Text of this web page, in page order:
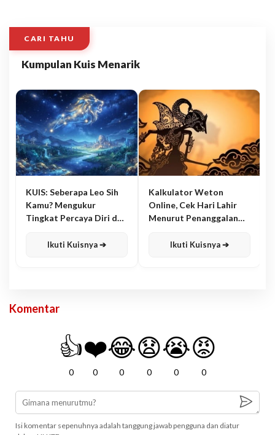
CARI TAHU
Kumpulan Kuis Menarik
KUIS: Seberapa Leo Sih
Kamu? Mengukur
Tingkat Percaya Diri dan
Ikuti Kuisnya ➔
Kalkulator Weton
Online, Cek Hari Lahir
Menurut Penanggalan
Ikuti Kuisnya ➔
Komentar
👍
0
❤️
0
😂
0
😧
0
😭
0
😡
0
Isi komentar sepenuhnya adalah tanggung jawab pengguna dan diatur